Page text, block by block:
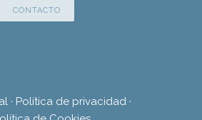
CONTACTO
· Política de privacidad ·